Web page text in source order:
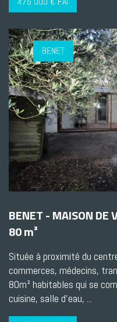
BENET
BENET - MAISON DE
80 m²
Située à proximité du
commerces, médecins,
80m² habitables qui se
cuisine, salle d'eau, ...